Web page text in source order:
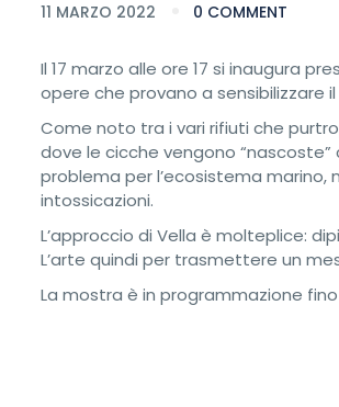
11 MARZO 2022 0 COMMENT
Il 17 marzo alle ore 17 si inaugura
opere che provano a sensibilizzare
Come noto tra i vari rifiuti che
dove le cicche vengono
problema per l’ecosistema
intossicazioni.
L’approccio di Vella è molteplice:
L’arte quindi per trasmettere un
La mostra è in programmazione fino